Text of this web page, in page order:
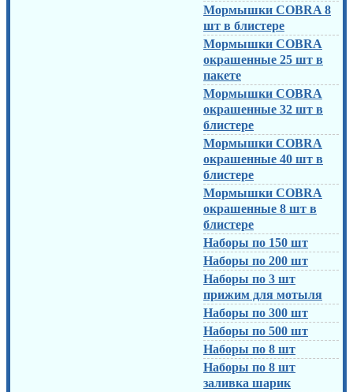
Мормышки COBRA 8
шт в блистере
Мормышки COBRA
окрашенные 25 шт в
пакете
Мормышки COBRA
окрашенные 32 шт в
блистере
Мормышки COBRA
окрашенные 40 шт в
блистере
Мормышки COBRA
окрашенные 8 шт в
блистере
Наборы по 150 шт
Наборы по 200 шт
Наборы по 3 шт
прижим для мотыля
Наборы по 300 шт
Наборы по 500 шт
Наборы по 8 шт
Наборы по 8 шт
заливка шарик